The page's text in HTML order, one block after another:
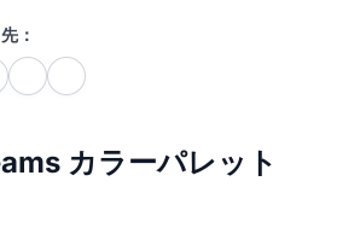
：
カラーパレット